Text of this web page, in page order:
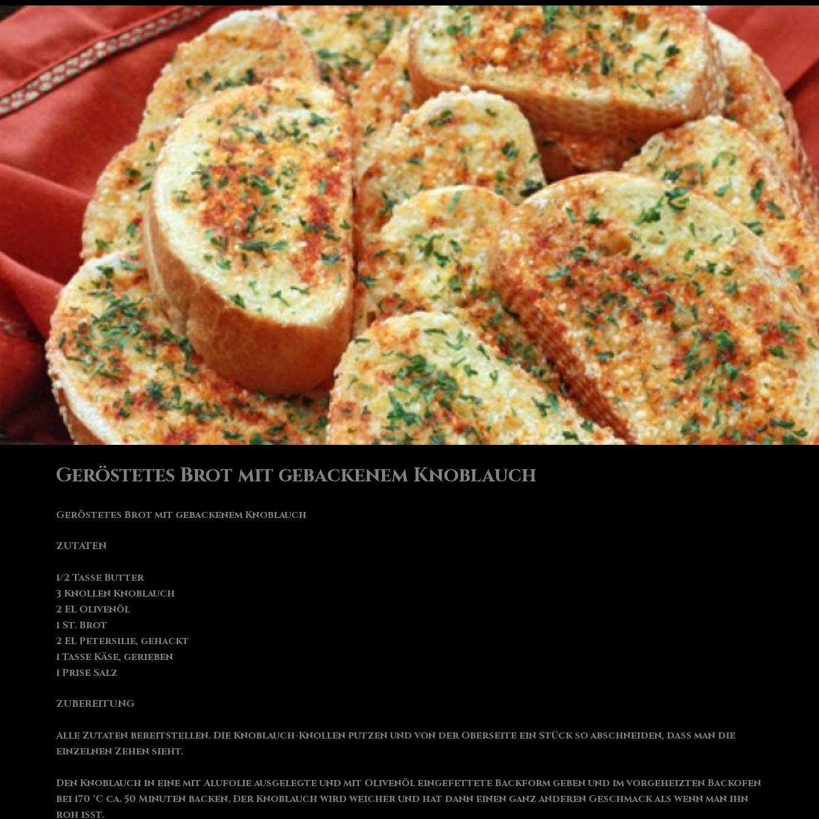
Geröstetes Brot mit gebackenem Knoblauch
Geröstetes Brot mit gebackenem Knoblauch
ZUTATEN
1/2 Tasse Butter
3 Knollen Knoblauch
2 EL Olivenöl
1 St. Brot
2 EL Petersilie, gehackt
1 Tasse Käse, gerieben
1 Prise Salz
ZUBEREITUNG
Alle Zutaten bereitstellen. Die Knoblauch-Knollen putzen und von der Oberseite ein Stück so abschneiden, dass man die
einzelnen Zehen sieht.
Den Knoblauch in eine mit Alufolie ausgelegte und mit Olivenöl eingefettete Backform geben und im vorgeheizten Backofen
bei 170 °C ca. 50 Minuten backen. Der Knoblauch wird weicher und hat dann einen ganz anderen Geschmack als wenn man ihn
roh isst.